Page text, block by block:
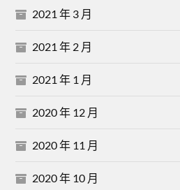
2021 年 3 月
2021 年 2 月
2021 年 1 月
2020 年 12 月
2020 年 11 月
2020 年 10 月